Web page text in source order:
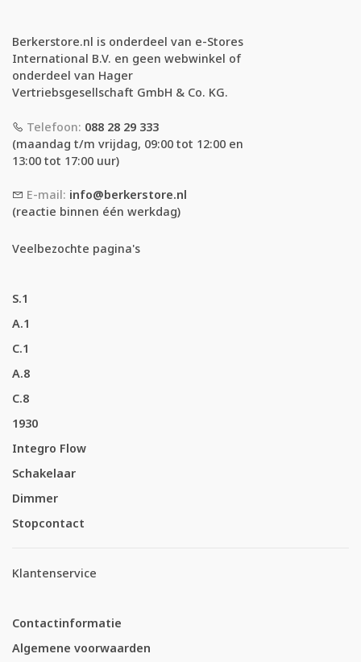
Berkerstore.nl is onderdeel van e-Stores
International B.V. en geen webwinkel of
onderdeel van Hager
Vertriebsgesellschaft GmbH & Co. KG.
Telefoon: 088 28 29 333
(maandag t/m vrijdag, 09:00 tot 12:00 en
13:00 tot 17:00 uur)
E-mail: info@berkerstore.nl
(reactie binnen één werkdag)
Veelbezochte pagina's
S.1
A.1
C.1
A.8
C.8
1930
Integro Flow
Schakelaar
Dimmer
Stopcontact
Klantenservice
Contactinformatie
Algemene voorwaarden